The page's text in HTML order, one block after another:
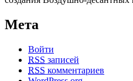
Мета
Войти
RSS записей
RSS комментариев